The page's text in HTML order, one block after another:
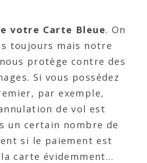
votre Carte Bleue. On
toujours mais notre
protège contre des
Si vous possédez
par exemple,
de vol est
un certain nombre de
si le paiement est
carte évidemment…